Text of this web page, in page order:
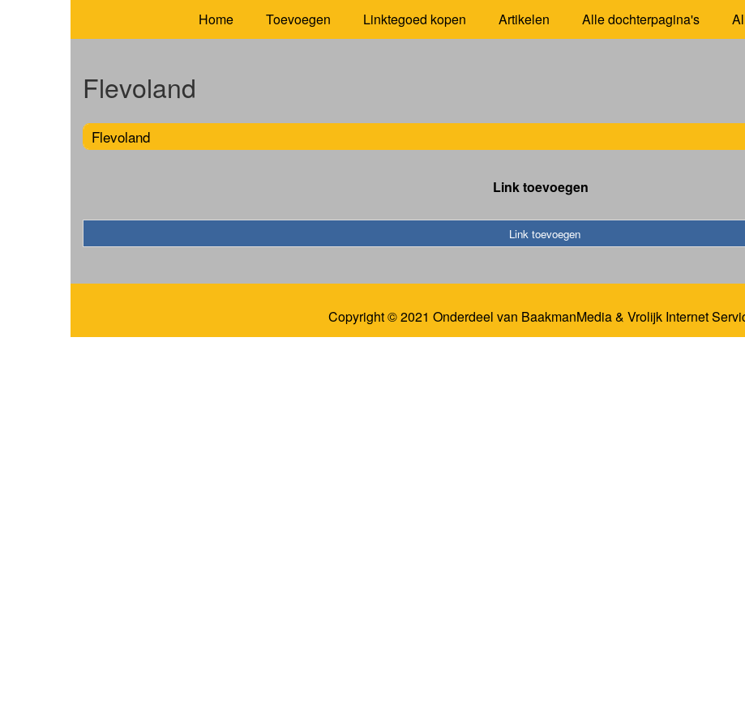
Home Toevoegen Linktegoed kopen Artikelen Alle dochterpagina's
Flevoland
Flevoland
Link toevoegen
Link toevoegen
Copyright © 2021 Onderdeel van BaakmanMedia& Vrolijk Internet